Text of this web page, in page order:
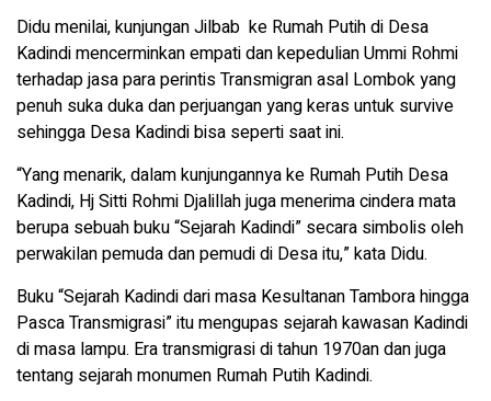
Didu menilai, kunjungan Jilbab ke Rumah Putih di Desa
Kadindi mencerminkan empati dan kepedulian Ummi Rohmi
terhadap jasa para perintis Transmigran asal Lombok yang
penuh suka duka dan perjuangan yang keras untuk survive
sehingga Desa Kadindi bisa seperti saat ini.
“Yang menarik, dalam kunjungannya ke Rumah Putih Desa
Kadindi, Hj Sitti Rohmi Djalillah juga menerima cindera mata
berupa sebuah buku “Sejarah Kadindi” secara simbolis oleh
perwakilan pemuda dan pemudi di Desa itu,” kata Didu.
Buku “Sejarah Kadindi dari masa Kesultanan Tambora hingga
Pasca Transmigrasi” itu mengupas sejarah kawasan Kadindi
di masa lampu. Era transmigrasi di tahun 1970an dan juga
tentang sejarah monumen Rumah Putih Kadindi.